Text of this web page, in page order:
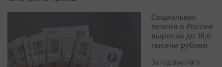
Социальная
пенсия в России
выросла до 16,6
тысячи рублей
За год выплата